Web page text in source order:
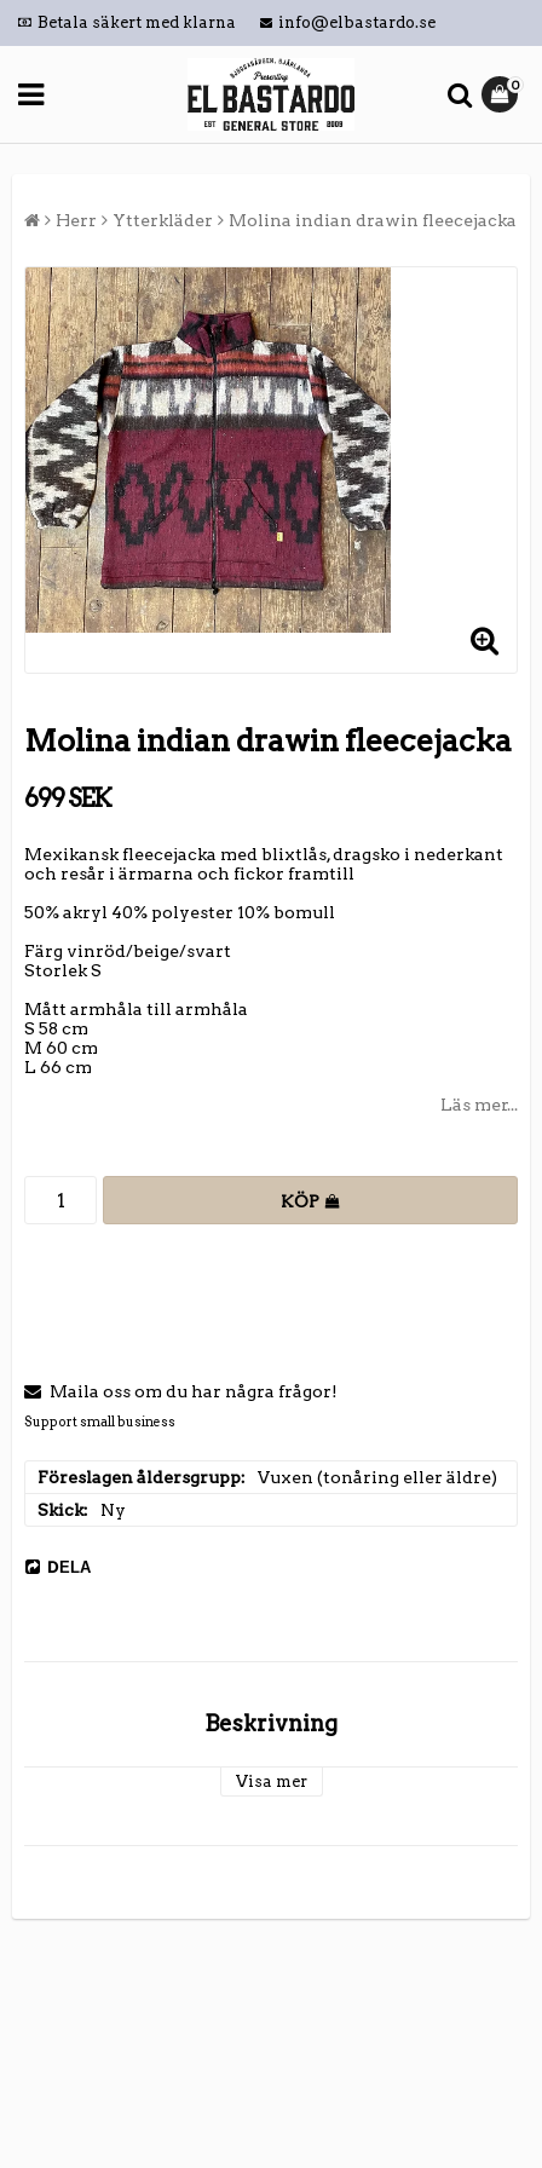
Betala säkert med klarna info@elbastardo.se
0
Herr Ytterkläder Molina indian drawin fleecejacka
Molina indian drawin fleecejacka
699 SEK
Mexikansk fleecejacka med blixtlås, dragsko i nederkant
och resår i ärmarna och fickor framtill
50% akryl 40% polyester 10% bomull
Färg vinröd/beige/svart
Storlek S
Mått armhåla till armhåla
S 58 cm
M 60 cm
L 66 cm
Läs mer...
KÖP
Maila oss om du har några frågor!
Support small business
Föreslagen åldersgrupp
Vuxen (tonåring eller äldre)
Skick
Ny
DELA
Beskrivning
Visa mer